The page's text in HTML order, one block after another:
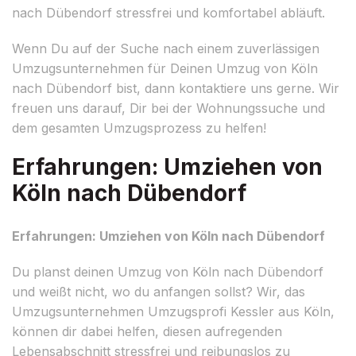
nach Dübendorf stressfrei und komfortabel abläuft.
Wenn Du auf der Suche nach einem zuverlässigen
Umzugsunternehmen für Deinen Umzug von Köln
nach Dübendorf bist, dann kontaktiere uns gerne. Wir
freuen uns darauf, Dir bei der Wohnungssuche und
dem gesamten Umzugsprozess zu helfen!
Erfahrungen: Umziehen von
Köln nach Dübendorf
Erfahrungen: Umziehen von Köln nach Dübendorf
Du planst deinen Umzug von Köln nach Dübendorf
und weißt nicht, wo du anfangen sollst? Wir, das
Umzugsunternehmen Umzugsprofi Kessler aus Köln,
können dir dabei helfen, diesen aufregenden
Lebensabschnitt stressfrei und reibungslos zu